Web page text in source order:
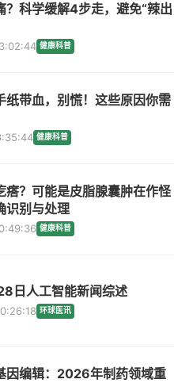
？科学缓解4步走，避免“辣出
健康科普
纸带血，别慌！这些原因你需
健康科普
瘩？可能是皮脂腺囊肿在作怪
别与处理
健康科普
日人工智能新闻综述
环球医讯
因编辑：2026年制药领域重